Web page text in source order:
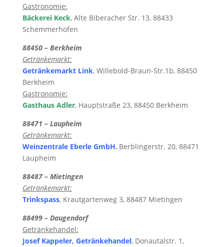
Gastronomie:
Bäckerei Keck, Alte Biberacher Str. 13, 88433
Schemmerhofen
88450 – Berkheim
Getränkemarkt:
Getränkemarkt Link, Willebold-Braun-Str.1b, 88450
Berkheim
Gastronomie:
Gasthaus Adler, Hauptstraße 23, 88450 Berkheim
88471 – Laupheim
Getränkemarkt:
Weinzentrale Eberle GmbH, Berblingerstr. 20, 88471
Laupheim
88487 – Mietingen
Getränkemarkt:
Trinkspass, Krautgartenweg 3, 88487 Mietingen
88499 – Daugendorf
Getränkehandel:
Josef Kappeler, Getränkehandel, Donautalstr. 1,